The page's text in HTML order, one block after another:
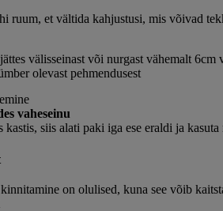
ruum, et vältida kahjustusi, mis võivad
välisseinast või nurgast vähemalt 6cm
vaheseinu
kastis, siis alati paki iga ese eraldi ja
on olulised, kuna see võib